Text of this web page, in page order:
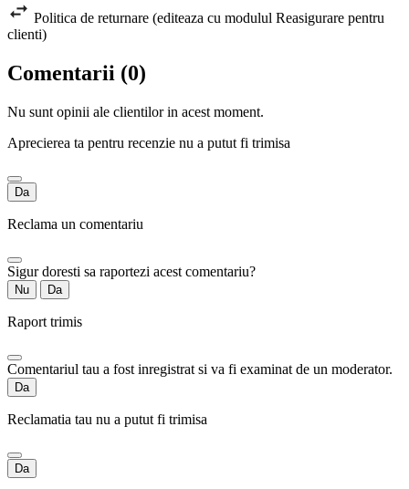
Politica de returnare (editeaza cu modulul Reasigurare pentru
clienti)
Comentarii (0)
Nu sunt opinii ale clientilor in acest moment.
Aprecierea ta pentru recenzie nu a putut fi trimisa
Da
Reclama un comentariu
Sigur doresti sa raportezi acest comentariu?
Nu Da
Raport trimis
Comentariul tau a fost inregistrat si va fi examinat de un moderator.
Da
Reclamatia tau nu a putut fi trimisa
Da